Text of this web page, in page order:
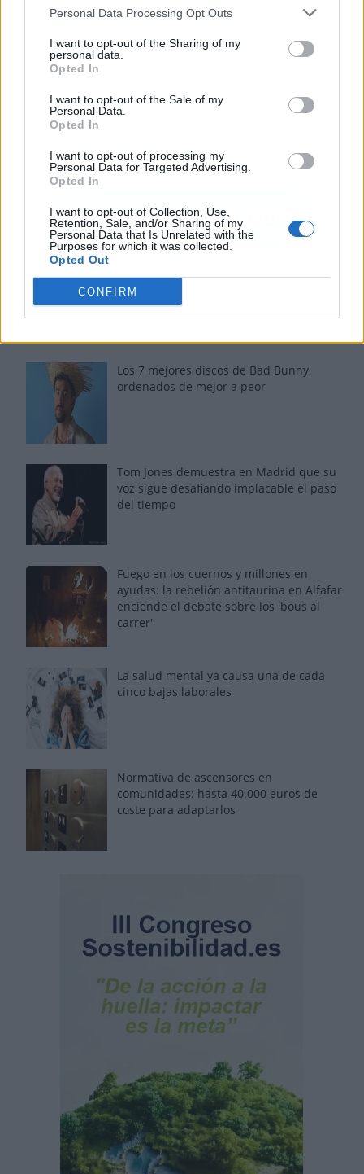
Personal Data Processing Opt Outs
I want to opt-out of the Sharing of my
personal data.
Opted In
I want to opt-out of the Sale of my
Personal Data.
Opted In
I want to opt-out of processing my
Personal Data for Targeted Advertising.
Opted In
I want to opt-out of Collection, Use,
Retention, Sale, and/or Sharing of my
Personal Data that Is Unrelated with the
Purposes for which it was collected.
Opted Out
CONFIRM
Los más vistos
Los 7 mejores discos de Bad Bunny,
ordenados de mejor a peor
Tom Jones demuestra en Madrid que su
voz sigue desafiando implacable el paso
del tiempo
Fuego en los cuernos y millones en
ayudas: la rebelión antitaurina en Alfafar
enciende el debate sobre los 'bous al
carrer'
La salud mental ya causa una de cada
cinco bajas laborales
Normativa de ascensores en
comunidades: hasta 40.000 euros de
coste para adaptarlos